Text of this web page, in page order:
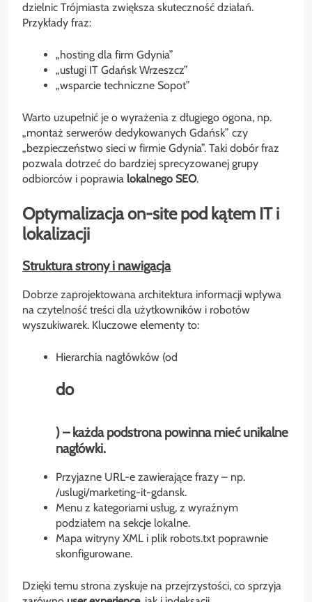
dzielnic Trójmiasta zwiększa skuteczność działań.
Przykłady fraz:
„hosting dla firm Gdynia”
„usługi IT Gdańsk Wrzeszcz”
„wsparcie techniczne Sopot”
Warto uzupełnić je o wyrażenia z długiego ogona, np.
„montaż serwerów dedykowanych Gdańsk” czy
„bezpieczeństwo sieci w firmie Gdynia”. Taki dobór fraz
pozwala dotrzeć do bardziej sprecyzowanej grupy
odbiorców i poprawia lokalnego SEO.
Optymalizacja on-site pod kątem IT i
lokalizacji
Struktura strony i nawigacja
Dobrze zaprojektowana architektura informacji wpływa
na czytelność treści dla użytkowników i robotów
wyszukiwarek. Kluczowe elementy to:
Hierarchia nagłówków (od
do
) – każda podstrona powinna mieć unikalne
nagłówki.
Przyjazne URL-e zawierające frazy – np.
/uslugi/marketing-it-gdansk.
Menu z kategoriami usług, z wyraźnym
podziałem na sekcje lokalne.
Mapa witryny XML i plik robots.txt poprawnie
skonfigurowane.
Dzięki temu strona zyskuje na przejrzystości, co sprzyja